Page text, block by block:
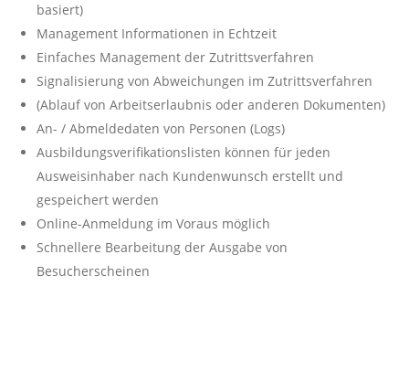
basiert)
Management Informationen in Echtzeit
Einfaches Management der Zutrittsverfahren
Signalisierung von Abweichungen im Zutrittsverfahren
(Ablauf von Arbeitserlaubnis oder anderen Dokumenten)
An- / Abmeldedaten von Personen (Logs)
Ausbildungsverifikationslisten können für jeden
Ausweisinhaber nach Kundenwunsch erstellt und
gespeichert werden
Online-Anmeldung im Voraus möglich
Schnellere Bearbeitung der Ausgabe von
Besucherscheinen